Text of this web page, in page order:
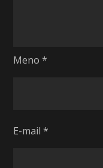
Meno*
E-mail*